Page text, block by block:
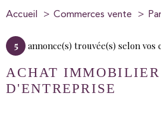
Accueil Commerces vente
5 annonce(s) trouvée(s) selon vos
ACHAT IMMOBILIER
D'ENTREPRISE